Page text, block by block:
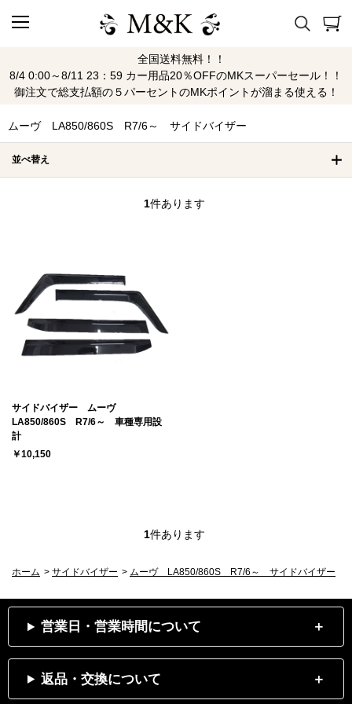
全国送料無料！！
8/4 0:00～8/11 23：59 カー用品20％OFFのMKスーパーセール！！
御注文で総支払額の５パーセントのMKポイントが溜まる使える！
ムーヴ LA850/860S R7/6～ サイドバイザ
ー
ムーヴ LA850/860S R7/6～ サイドバイザー
並べ替え
1件あります
サイドバイザー ムーヴ
LA850/860S R7/6～ 車種専用設
計
￥10,150
1件あります
ホーム > サイドバイザー > ムーヴ LA850/860S R7/6～ サイドバイザー
営業日・営業時間について
返品・交換について